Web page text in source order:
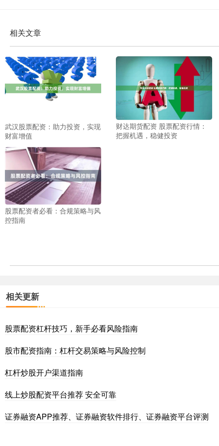
相关文章
武汉股票配资：助力投资，实现
财富增值
财达期货配资 股票配资行情：
把握机遇，稳健投资
股票配资者必看：合规策略与风
控指南
相关更新
股票配资杠杆技巧，新手必看风险指南
股市配资指南：杠杆交易策略与风险控制
杠杆炒股开户渠道指南
线上炒股配资平台推荐 安全可靠
证券融资APP推荐、证券融资软件排行、证券融资平台评测